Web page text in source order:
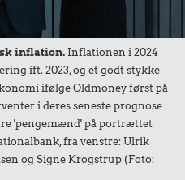
inflation. Inflationen i 2024
ift. 2023, og et godt stykke
ifølge Oldmoney først på
i deres seneste prognose
'pengemænd' på portrættet
fra venstre: Ulrik
og Signe Krogstrup (Foto: